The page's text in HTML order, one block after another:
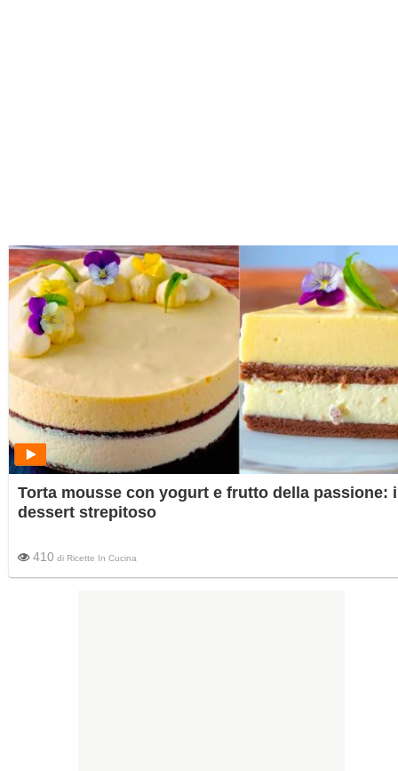
Torta mousse con yogurt e frutto della passione:
dessert strepitoso
410 di Ricette In Cucina